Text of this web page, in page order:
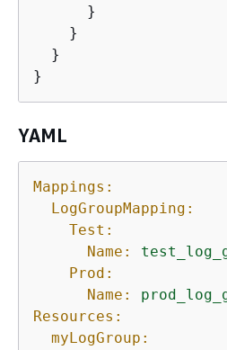
      }
    }
  }
}
YAML
Mappings:
LogGroupMapping:
Test:
Name:
Prod:
Name:
Resources:
myLogGroup: